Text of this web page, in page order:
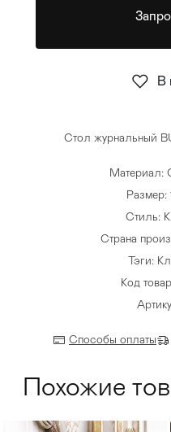
Стол журнальный
Материал:
Размер:
Стиль:
Страна
Тэги:
Код
Способы оплаты
В
Похожие